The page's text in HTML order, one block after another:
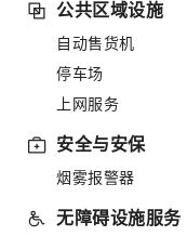
公共区域设施
自动售货机
停车场
上网服务
安全与安保
烟雾报警器
无障碍设施服务